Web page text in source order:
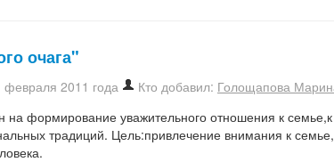
очага"
2011 года Кто добавил: Голощапова
на формирование уважительного отношения к
традиций. Цель:привлечение внимания к